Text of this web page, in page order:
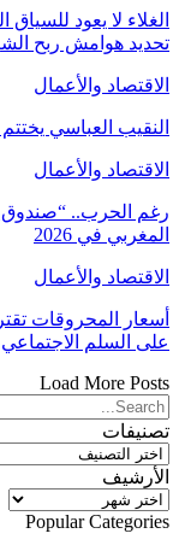
الغلاء لا يعود
تحديد هوامش ربح
الاقتصاد والأعمال
النقيب العباسي يختتم
الاقتصاد والأعمال
المغربي في 2026
الاقتصاد والأعمال
على السلم الاجتماعي
Load More Posts
تصنيفات
تصنيفات
الأرشيف
الأرشيف
Popular Categories